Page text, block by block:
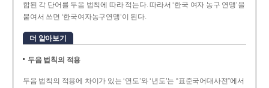
합된 각 단어를 두음 법칙에 따라 적는다. 따라서 ‘한국 여자 농구 연맹’을
붙여서 쓰면 ‘한국여자농구연맹’이 된다.
더 알아보기
두음 법칙의 적용
두음 법칙의 적용에 차이가 있는 ‘연도’와 ‘년도’는 “표준국어대사전”에서